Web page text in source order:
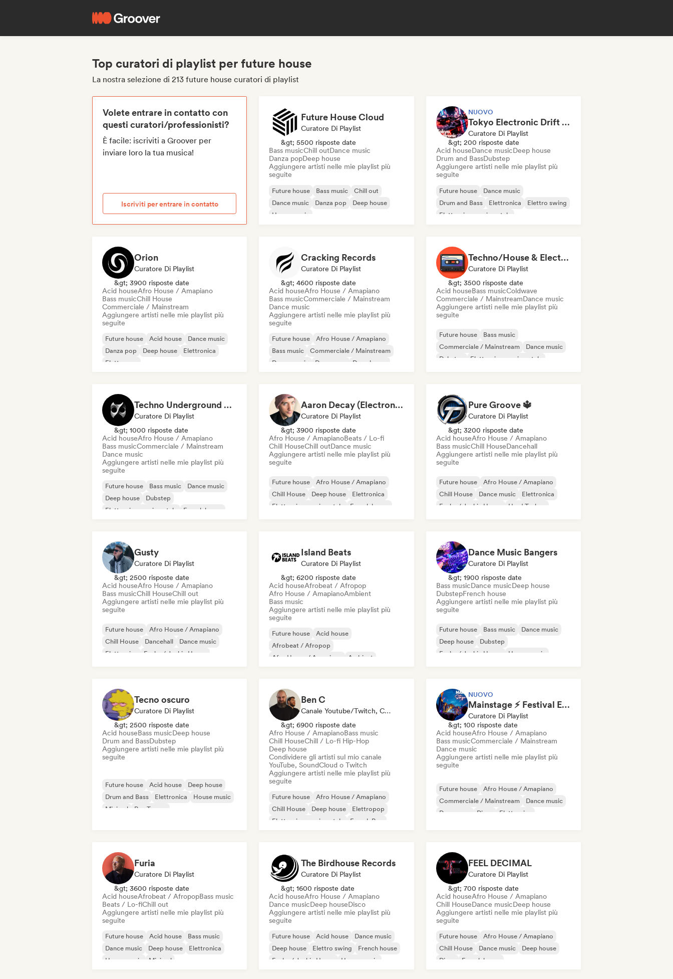
Top curatori di playlist per future house
La nostra selezione di 213 future house curatori di playlist
Volete entrare in contatto con
questi curatori/professionisti?
È facile: iscriviti a Groover per
inviare loro la tua musica!
Iscriviti per entrare in contatto
Future House Cloud
Curatore Di Playlist
&gt; 5500 risposte date
Bass musicChill outDance music
Danza popDeep house
Aggiungere artisti nelle mie playlist più
seguite
Future house Bass music
Chill out
Dance music
Danza pop
Deep house
House music
NUOVO
Tokyo Electronic Drift 🏎️ Schranz, Hard Techno & Anime EDM
Curatore Di Playlist
&gt; 200 risposte date
Acid houseDance musicDeep house
Drum and BassDubstep
Aggiungere artisti nelle mie playlist più
seguite
Future house
Dance music
Drum and Bass
Elettronica
Elettro swing
Elettronica sperimentale
Orion
Curatore Di Playlist
&gt; 3900 risposte date
Acid houseAfro House / Amapiano
Bass musicChill House
Commerciale / Mainstream
Aggiungere artisti nelle mie playlist più
seguite
Future house Acid house
Dance music
Danza pop
Deep house
Elettronica
Elettropop
Cracking Records
Curatore Di Playlist
&gt; 4600 risposte date
Acid houseAfro House / Amapiano
Bass musicCommerciale / Mainstream
Dance music
Aggiungere artisti nelle mie playlist più
seguite
Future house
Afro House / Amapiano
Bass music
Commerciale / Mainstream
Dance music
Danza pop
Deep house
Techno/House & Electronic Music for Svea Playlists
Curatore Di Playlist
&gt; 3500 risposte date
Acid houseBass musicColdwave
Commerciale / MainstreamDance music
Aggiungere artisti nelle mie playlist più
seguite
Future house
Bass music
Commerciale / Mainstream
Dance music
Dubstep
Elettronica sperimentale
Techno Underground Rave Anthems by Orphium
Curatore Di Playlist
&gt; 1000 risposte date
Acid houseAfro House / Amapiano
Bass musicCommerciale / Mainstream
Dance music
Aggiungere artisti nelle mie playlist più
seguite
Future house Bass music
Dance music
Deep house
Dubstep
Elettronica sperimentale
French house
Aaron Decay (Electronic Dream & Chill Electronic Dream playlists)
Curatore Di Playlist
&gt; 3900 risposte date
Afro House / AmapianoBeats / Lo-fi
Chill HouseChill outDance music
Aggiungere artisti nelle mie playlist più
seguite
Future house
Afro House / Amapiano
Chill House
Deep house
Elettronica
Elettronica sperimentale
French house
Pure Groove 🔱
Curatore Di Playlist
&gt; 3200 risposte date
Acid houseAfro House / Amapiano
Bass musicChill HouseDancehall
Aggiungere artisti nelle mie playlist più
seguite
Future house
Afro House / Amapiano
Chill House
Dance music
Elettronica
Funky / Jackin House
Hard Techno
Gusty
Curatore Di Playlist
&gt; 2500 risposte date
Acid houseAfro House / Amapiano
Bass musicChill HouseChill out
Aggiungere artisti nelle mie playlist più
seguite
Future house
Afro House / Amapiano
Chill House
Dancehall
Dance music
Elettronica
Funky / Jackin House
Island Beats
Curatore Di Playlist
&gt; 6200 risposte date
Acid houseAfrobeat / Afropop
Afro House / AmapianoAmbient
Bass music
Aggiungere artisti nelle mie playlist più
seguite
Future house
Acid house
Afrobeat / Afropop
Afro House / Amapiano
Ambient
Dance Music Bangers
Curatore Di Playlist
&gt; 1900 risposte date
Bass musicDance musicDeep house
DubstepFrench house
Aggiungere artisti nelle mie playlist più
seguite
Future house Bass music
Dance music
Deep house
Dubstep
Funky / Jackin House
House music
Tecno oscuro
Curatore Di Playlist
&gt; 2500 risposte date
Acid houseBass musicDeep house
Drum and BassDubstep
Aggiungere artisti nelle mie playlist più
seguite
Future house Acid house
Deep house
Drum and Bass
Elettronica
House music
Minimal
Psy-Trance
Ben C
Canale Youtube/Twitch, Curatore Di Playlist
&gt; 6900 risposte date
Afro House / AmapianoBass music
Chill HouseChill / Lo-fi Hip-Hop
Deep house
Condividere gli artisti sul mio canale
YouTube, SoundCloud o Twitch
Aggiungere artisti nelle mie playlist più
seguite
Future house
Afro House / Amapiano
Chill House
Deep house
Elettropop
Elettronica sperimentale
French Pop
NUOVO
Mainstage ⚡ Festival EDM, Big Room & House Anthems
Curatore Di Playlist
&gt; 100 risposte date
Acid houseAfro House / Amapiano
Bass musicCommerciale / Mainstream
Dance music
Aggiungere artisti nelle mie playlist più
seguite
Future house
Afro House / Amapiano
Commerciale / Mainstream
Dance music
Danza pop
Disco
Elettronica
Furia
Curatore Di Playlist
&gt; 3600 risposte date
Acid houseAfrobeat / AfropopBass music
Beats / Lo-fiChill out
Aggiungere artisti nelle mie playlist più
seguite
Future house Acid house
Bass music
Dance music
Deep house
Elettronica
House music
Minimal
The Birdhouse Records
Curatore Di Playlist
&gt; 1600 risposte date
Acid houseAfro House / Amapiano
Dance musicDeep houseDisco
Aggiungere artisti nelle mie playlist più
seguite
Future house Acid house
Dance music
Deep house
Elettro swing
French house
Funky / Jackin House
House music
FEEL DECIMAL
Curatore Di Playlist
&gt; 700 risposte date
Acid houseAfro House / Amapiano
Chill HouseDance musicDeep house
Aggiungere artisti nelle mie playlist più
seguite
Future house
Afro House / Amapiano
Chill House
Dance music
Deep house
Disco
French house